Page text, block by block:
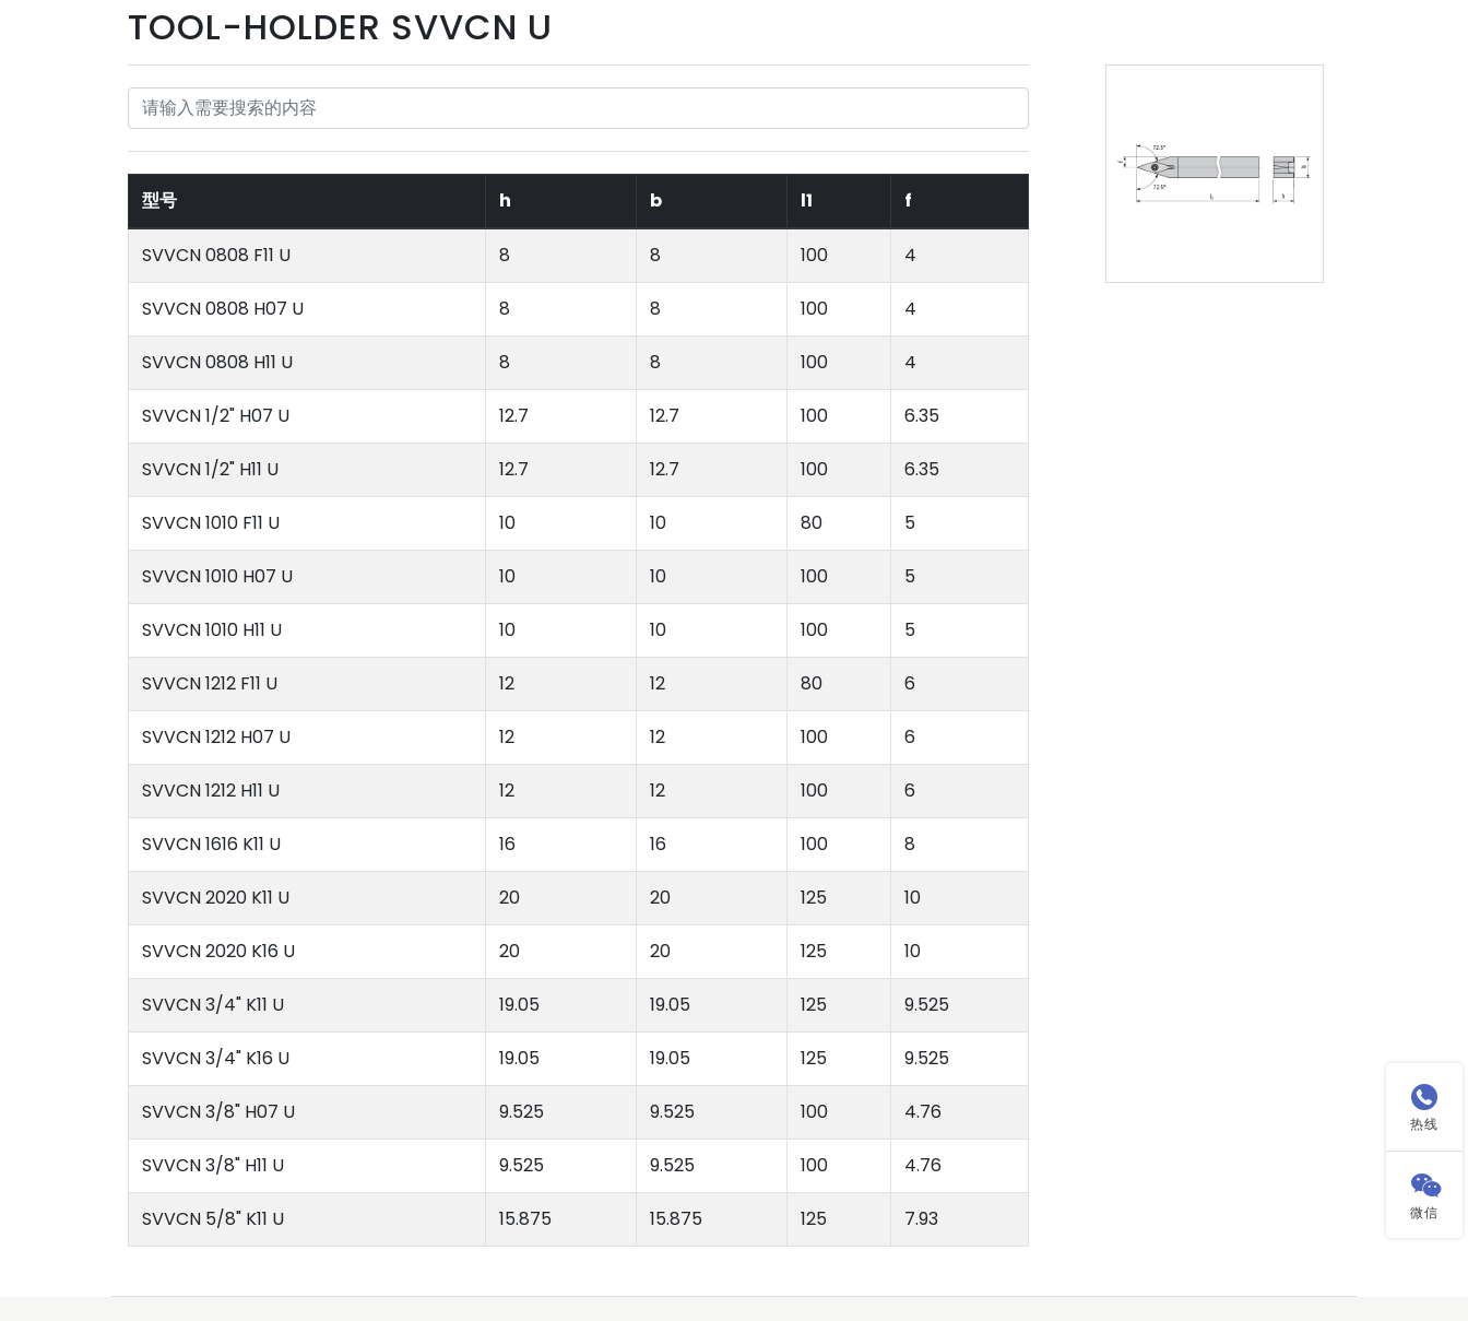
TOOL-HOLDER SVVCN U
型号 h b l1 f
SVVCN 0808 F11 U 8 8 100 4
SVVCN 0808 H07 U 8 8 100 4
SVVCN 0808 H11 U 8 8 100 4
SVVCN 1/2" H07 U 12.7 12.7 100 6.35
SVVCN 1/2" H11 U 12.7 12.7 100 6.35
SVVCN 1010 F11 U 10 10 80 5
SVVCN 1010 H07 U 10 10 100 5
SVVCN 1010 H11 U 10 10 100 5
SVVCN 1212 F11 U 12 12 80 6
SVVCN 1212 H07 U 12 12 100 6
SVVCN 1212 H11 U 12 12 100 6
SVVCN 1616 K11 U 16 16 100 8
SVVCN 2020 K11 U 20 20 125 10
SVVCN 2020 K16 U 20 20 125 10
SVVCN 3/4" K11 U 19.05 19.05 125 9.525
SVVCN 3/4" K16 U 19.05 19.05 125 9.525
SVVCN 3/8" H07 U 9.525 9.525 100 4.76
SVVCN 3/8" H11 U 9.525 9.525 100 4.76
SVVCN 5/8" K11 U 15.875 15.875 125 7.93

热线

微信